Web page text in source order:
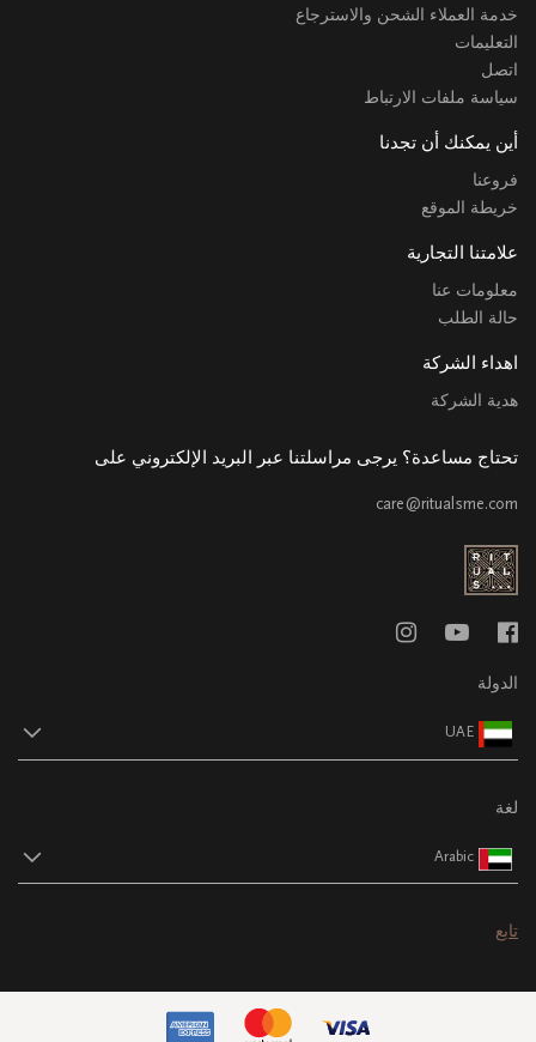
خدمة العملاء الشحن والاسترجاع
التعليمات
اتصل
سياسة ملفات الارتباط
أين يمكنك أن تجدنا
فروعنا
خريطة الموقع
علامتنا التجارية
معلومات عنا
حالة الطلب
اهداء الشركة
هدية الشركة
تحتاج مساعدة؟ يرجى مراسلتنا عبر البريد الإلكتروني على
care@ritualsme.com
الدولة
UAE
لغة
Arabic
تابع